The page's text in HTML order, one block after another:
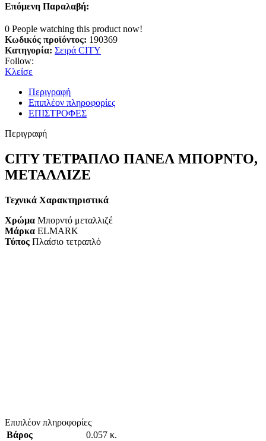
Επόμενη Παραλαβή:
0 People watching this product now!
Κωδικός προϊόντος: 190369
Κατηγορία: Σειρά CITY
Follow:
Κλείσε
Περιγραφή
Επιπλέον πληροφορίες
ΕΠΙΣΤΡΟΦΕΣ
Περιγραφή
CITY ΤΕΤΡΑΠΛΟ ΠΑΝΕΛ ΜΠΟΡΝΤΟ,
ΜΕΤΑΛΛΙΖΕ
Τεχνικά Χαρακτηριστικά
Χρώμα Μπορντό μεταλλιζέ
Μάρκα ELMARK
Τύπος Πλαίσιο τετραπλό
Επιπλέον πληροφορίες
Βάρος
0.057 κ.